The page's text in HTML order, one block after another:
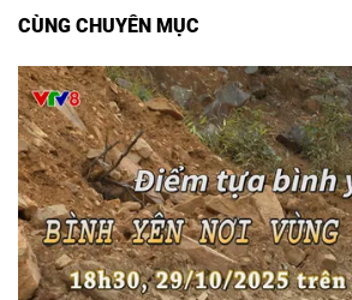
CÙNG CHUYÊN MỤC